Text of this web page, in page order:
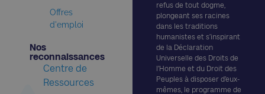
refus de tout dogme,
plongeant ses racines
dans les traditions
humanistes et s’inspirant
de la Déclaration
Universelle des Droits de
l’Homme et du Droit des
Peuples à disposer d’eux-
mêmes, le programme de
Offres
d'emploi
Nos
reconnaissances​
Centre de
Ressources